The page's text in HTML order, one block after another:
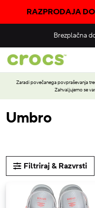
RAZPRODAJA
Brezplačna
Zaradi povečanega povpraševanja
Zahvaljujemo se
Umbro
Filtriraj & Razvrsti